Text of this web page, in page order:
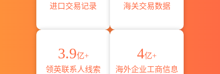
进口交易记录
海关交易数据
3.9亿+
领英联系人线索
4亿+
海外企业工商信息